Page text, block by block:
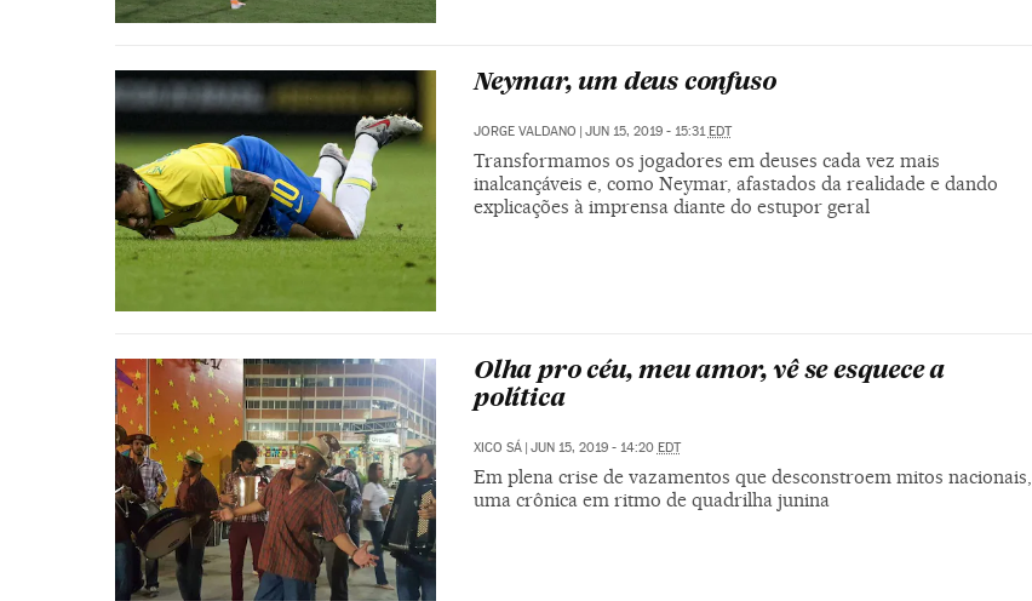
Neymar, um deus confuso
JORGE VALDANO | JUN 15, 2019 - 15:31EDT
Transformamos os jogadores em deuses cada vez mais
inalcançáveis e, como Neymar, afastados da realidade e dando
explicações à imprensa diante do estupor geral
Olha pro céu, meu amor, vê se esquece a
política
XICO SÁ | JUN 15, 2019 - 14:20 EDT
Em plena crise de vazamentos que desconstroem mitos nacionais,
uma crônica em ritmo de quadrilha junina